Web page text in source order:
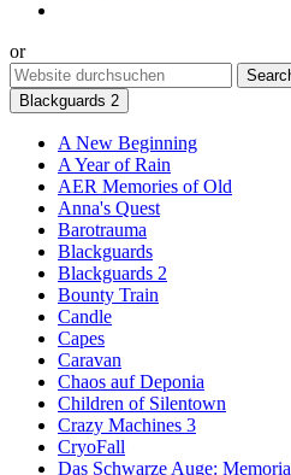
or
Blackguards 2
A New Beginning
A Year of Rain
AER Memories of Old
Anna's Quest
Barotrauma
Blackguards
Blackguards 2
Bounty Train
Candle
Capes
Caravan
Chaos auf Deponia
Children of Silentown
Crazy Machines 3
CryoFall
Das Schwarze Auge: Memoria